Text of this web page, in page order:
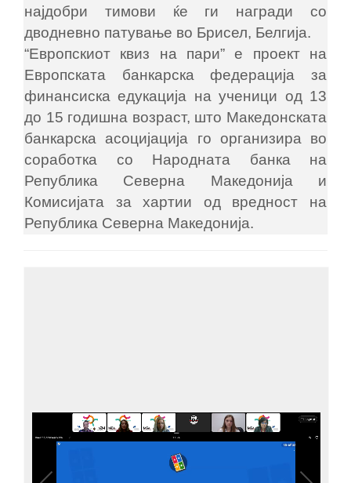
најдобри тимови ќе ги награди со
дводневно патување во Брисел, Белгија.
“Европскиот квиз на пари” е проект на
Европската банкарска федерација за
финансиска едукација на ученици од 13
до 15 годишна возраст, што Македонската
банкарска асоцијација го организира во
соработка со Народната банка на
Република Северна Македонија и
Комисијата за хартии од вредност на
Република Северна Македонија.